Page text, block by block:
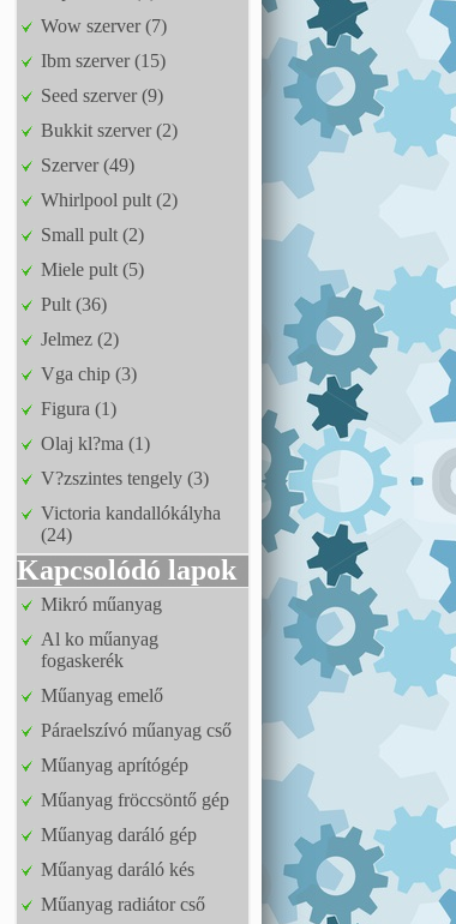
Wow szerver (7)
Ibm szerver (15)
Seed szerver (9)
Bukkit szerver (2)
Szerver (49)
Whirlpool pult (2)
Small pult (2)
Miele pult (5)
Pult (36)
Jelmez (2)
Vga chip (3)
Figura (1)
Olaj kl?ma (1)
V?zszintes tengely (3)
Victoria kandallókályha
(24)
Kapcsolódó lapok
Mikró műanyag
Al ko műanyag
fogaskerék
Műanyag emelő
Páraelszívó műanyag cső
Műanyag aprítógép
Műanyag fröccsöntő gép
Műanyag daráló gép
Műanyag daráló kés
Műanyag radiátor cső